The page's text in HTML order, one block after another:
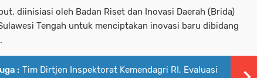
diinisiasi oleh Badan Riset dan Inovasi Daerah (Brida)
Tengah untuk menciptakan inovasi baru dibidang
: Tim Dirtjen Inspektorat Kemendagri RI, Evaluasi